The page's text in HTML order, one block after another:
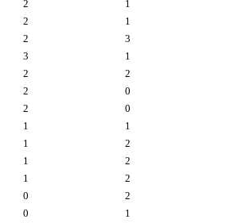
2 1
2 1
2 3
3 1
2 2
2 0
2 0
1 1
1 2
1 2
1 2
0 2
0 1